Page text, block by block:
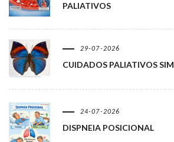
PALIATIVOS
29-07-2026
CUIDADOS PALIATIVOS
24-07-2026
DISPNEIA POSICIONAL